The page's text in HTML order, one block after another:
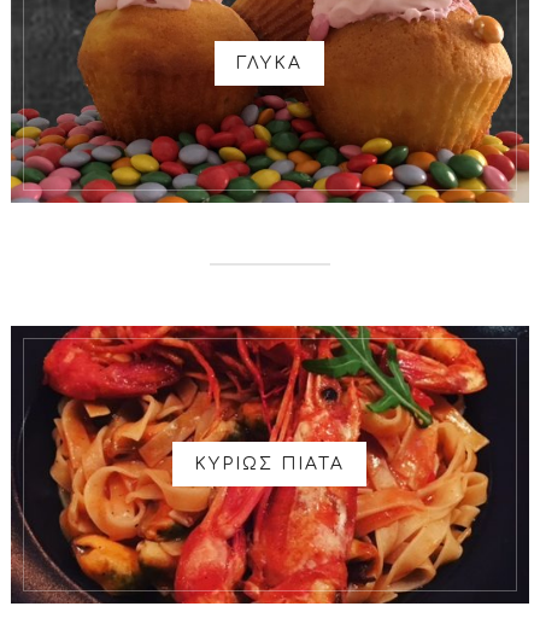
ΓΛΥΚΑ
ΚΥΡΙΩΣ ΠΙΑΤΑ